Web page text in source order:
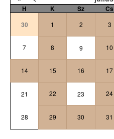
H K Sz Cs
30
1 2 3
7 8 9 10
14 15 16 17
21 22 23 24
28 29 30 31